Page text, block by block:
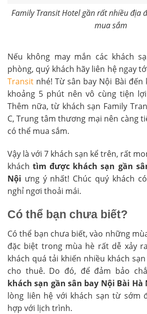
Family Transit Hotel gần rất nhiều địa
mua sắm
Nếu không may mắn các khách
phòng, quý khách hãy liên hệ ngay
Transit nhé! Từ sân bay Nội Bài
khoảng 5 phút nên vô cùng tiện
Thêm nữa, từ khách sạn Family
C, Trung tâm thương mại nên càng
có thể mua sắm.
Vậy là với 7 khách sạn kể trên, rất
kháchtìm được khách sạn gần
Nội ưng ý nhất! Chúc quý khách
nghỉ ngơi thoải mái.
Có thể bạn chưa biết?
Có thể bạn chưa biết, vào những
đặc biệt trong mùa hè rất dễ xảy
khách quá tải khiến nhiều khách
cho thuê. Do đó, để đảm bảo
khách sạn gần sân bay Nội Bài Hà
lòng liên hệ với khách sạn từ sớm
hợp với lịch trình.